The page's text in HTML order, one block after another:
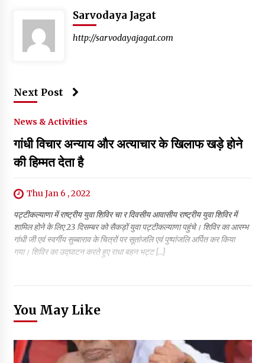
Sarvodaya Jagat
http://sarvodayajagat.com
Next Post
News & Activities
गांधी विचार अन्याय और अत्याचार के खिलाफ खड़े होने
की हिम्मत देता है
Thu Jan 6 , 2022
पट्टीकल्याणा में राष्ट्रीय युवा शिविर चा र दिवसीय आवासीय राष्ट्रीय युवा शिविर में
शामिल होने के लिए 23 दिसम्बर को सैकड़ों युवा पट्टीकल्याणा पहुंचे। शिविर का आरम्भ
गांधी जी एवं स्वर्गीय सुब्बाराव के चित्रों पर सूतांजलि एवं पुष्पांजलि अर्पित कर किया
गया। शिविर का उद्घाटन करते हुए राधा बहन भट्ट […]
You May Like